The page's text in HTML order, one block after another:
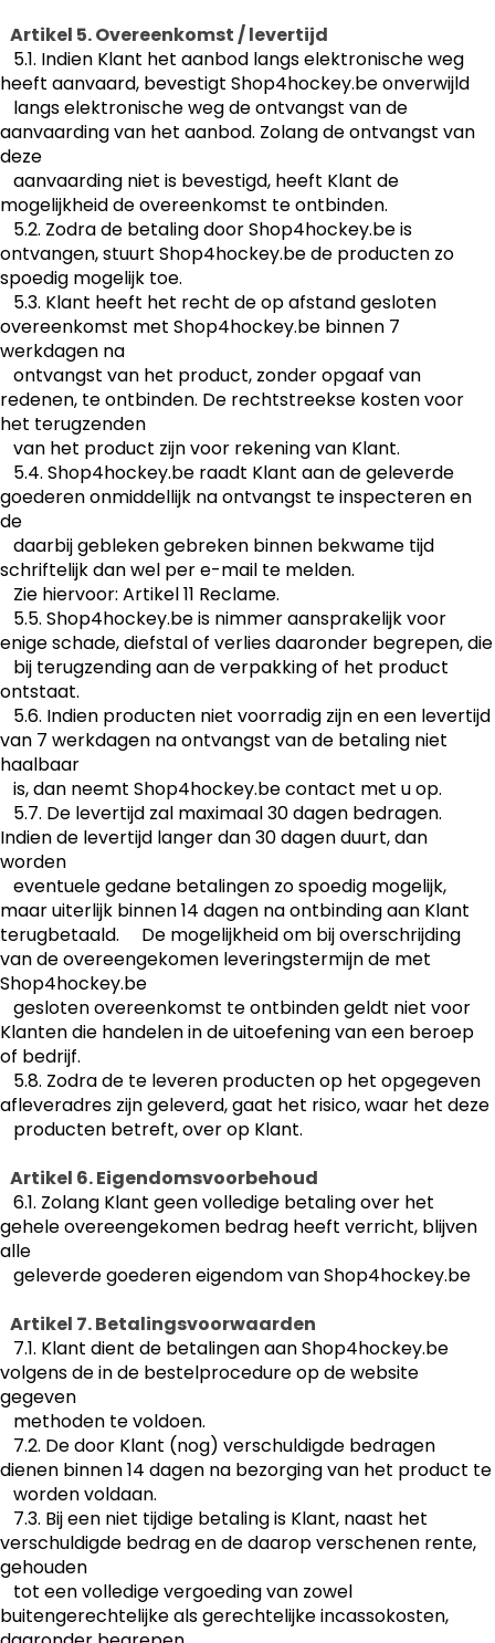
Artikel 5. Overeenkomst / levertijd
5.1. Indien Klant het aanbod langs elektronische weg
heeft aanvaard, bevestigt Shop4hockey.be onverwijld
langs elektronische weg de ontvangst van de
aanvaarding van het aanbod. Zolang de ontvangst van
deze
aanvaarding niet is bevestigd, heeft Klant de
mogelijkheid de overeenkomst te ontbinden.
5.2. Zodra de betaling door Shop4hockey.be is
ontvangen, stuurt Shop4hockey.be de producten zo
spoedig mogelijk toe.
5.3. Klant heeft het recht de op afstand gesloten
overeenkomst met Shop4hockey.be binnen 7
werkdagen na
ontvangst van het product, zonder opgaaf van
redenen, te ontbinden. De rechtstreekse kosten voor
het terugzenden
van het product zijn voor rekening van Klant.
5.4. Shop4hockey.be raadt Klant aan de geleverde
goederen onmiddellijk na ontvangst te inspecteren en
de
daarbij gebleken gebreken binnen bekwame tijd
schriftelijk dan wel per e-mail te melden.
Zie hiervoor: Artikel 11 Reclame.
5.5. Shop4hockey.be is nimmer aansprakelijk voor
enige schade, diefstal of verlies daaronder begrepen, die
bij terugzending aan de verpakking of het product
ontstaat.
5.6. Indien producten niet voorradig zijn en een levertijd
van 7 werkdagen na ontvangst van de betaling niet
haalbaar
is, dan neemt Shop4hockey.be contact met u op.
5.7. De levertijd zal maximaal 30 dagen bedragen.
Indien de levertijd langer dan 30 dagen duurt, dan
worden
eventuele gedane betalingen zo spoedig mogelijk,
maar uiterlijk binnen 14 dagen na ontbinding aan Klant
terugbetaald. De mogelijkheid om bij overschrijding
van de overeengekomen leveringstermijn de met
Shop4hockey.be
gesloten overeenkomst te ontbinden geldt niet voor
Klanten die handelen in de uitoefening van een beroep
of bedrijf.
5.8. Zodra de te leveren producten op het opgegeven
afleveradres zijn geleverd, gaat het risico, waar het deze
producten betreft, over op Klant.
Artikel 6. Eigendomsvoorbehoud
6.1. Zolang Klant geen volledige betaling over het
gehele overeengekomen bedrag heeft verricht, blijven
alle
geleverde goederen eigendom van Shop4hockey.be
Artikel 7. Betalingsvoorwaarden
7.1. Klant dient de betalingen aan Shop4hockey.be
volgens de in de bestelprocedure op de website
gegeven
methoden te voldoen.
7.2. De door Klant (nog) verschuldigde bedragen
dienen binnen 14 dagen na bezorging van het product te
worden voldaan.
7.3. Bij een niet tijdige betaling is Klant, naast het
verschuldigde bedrag en de daarop verschenen rente,
gehouden
tot een volledige vergoeding van zowel
buitengerechtelijke als gerechtelijke incassokosten,